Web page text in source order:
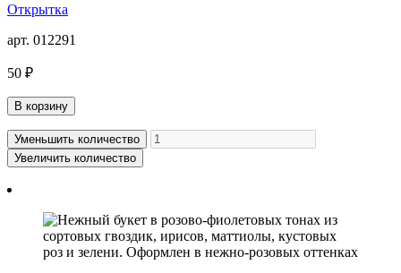
Открытка
арт. 012291
50 ₽
В корзину
Уменьшить количество
Увеличить количество